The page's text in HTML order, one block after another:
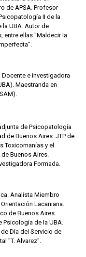
de APSA. Profesor
II de la
UBA. Autor de
entre ellas "Maldecir la
Docente e investigadora
Maestranda en
de Psicopatología
de Buenos Aires. JTP de
Toxicomanías y el
Buenos Aires.
Formada.
Analista Miembro
Lacaniana.
de Buenos Aires.
Psicología de la UBA.
Día del Servicio de
"T. Alvarez".